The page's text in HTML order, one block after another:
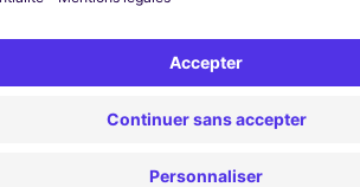
les ruelles du cœur de ville et
et monuments qui font la richesse
parcs et jardins pour une pause détente
balnéaires, les îles bretonnes, les
la gastronomie régionale dans les